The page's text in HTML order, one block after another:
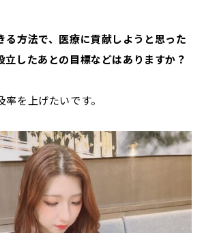
方法で、医療に貢献しようと思った
立したあとの目標などはありますか？
を上げたいです。